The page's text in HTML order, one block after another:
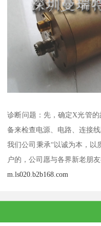
诊断问题：先，确定X光管
备来检查电源、电路、连接线
我们公司秉承“以诚为本，以
户的，公司愿与各界新老朋
m.ls020.b2b168.com